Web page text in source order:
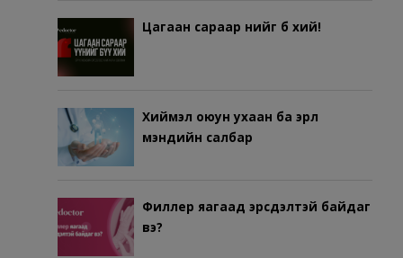
Цагаан сараар үүнийг бүү хий!
Хиймэл оюун ухаан ба эрүүл
мэндийн салбар
Филлер яагаад эрсдэлтэй байдаг
вэ?